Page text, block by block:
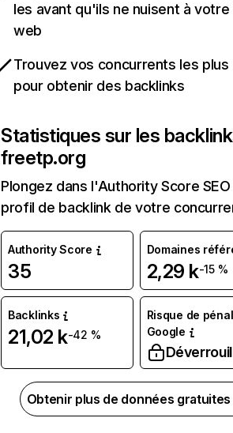
les avant qu'ils ne nuisent à
web
Trouvez vos concurrents les
pour obtenir des backlinks
Statistiques sur les
freetp.org
Plongez dans l'Authority Score
profil de backlink de votre
Authority Score
35
Domaines
2,29 k-15 %
Backlinks
21,02 k-42 %
Risque de
Google
Obtenir plus de données